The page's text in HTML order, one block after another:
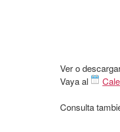
Ver o
Vaya al
Consulta